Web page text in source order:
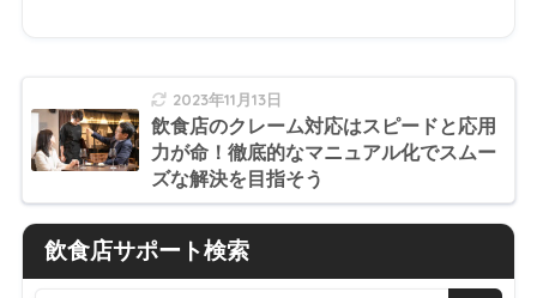
2023年11月13日
飲食店のクレーム対応はスピードと応用
力が命！徹底的なマニュアル化でスムー
ズな解決を目指そう
飲食店サポート検索